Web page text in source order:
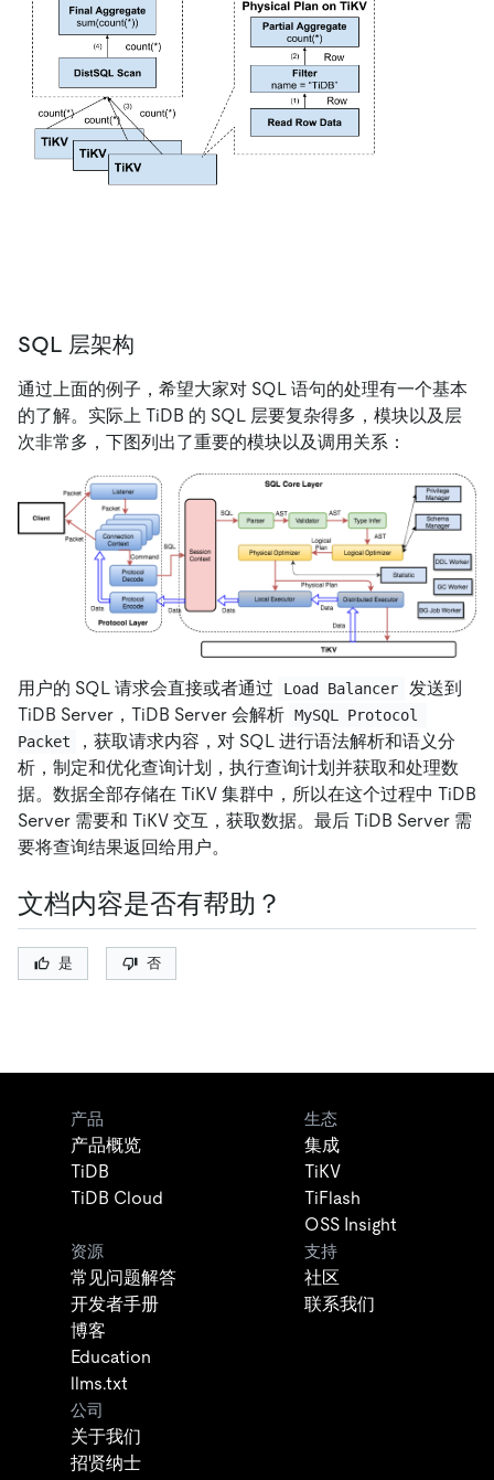
SQL 层架构
通过上面的例子，希望大家对 SQL 语句的处理有一个基本
的了解。实际上 TiDB 的 SQL 层要复杂得多，模块以及层
次非常多，下图列出了重要的模块以及调用关系：
用户的 SQL 请求会直接或者通过 Load Balancer
发送到
TiDB Server，TiDB Server 会解析 MySQL Protocol
Packet
，获取请求内容，对 SQL 进行语法解析和语义分
析，制定和优化查询计划，执行查询计划并获取和处理数
据。数据全部存储在 TiKV 集群中，所以在这个过程中 TiDB
Server 需要和 TiKV 交互，获取数据。最后 TiDB Server 需
要将查询结果返回给用户。
文档内容是否有帮助？
是 否
产品
产品概览
TiDB
TiDB Cloud
生态
集成
TiKV
TiFlash
OSS Insight
资源
常见问题解答
开发者手册
博客
Education
llms.txt
支持
社区
联系我们
公司
关于我们
招贤纳士